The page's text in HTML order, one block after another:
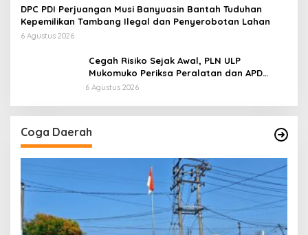
di Kawasan Pesisir
DPC PDI Perjuangan Musi Banyuasin Bantah Tuduhan
Kepemilikan Tambang Ilegal dan Penyerobotan Lahan
6 Agustus 2026
Cegah Risiko Sejak Awal, PLN ULP
Mukomuko Periksa Peralatan dan APD
Petugas secara Rutin
6 Agustus 2026
Coga Daerah